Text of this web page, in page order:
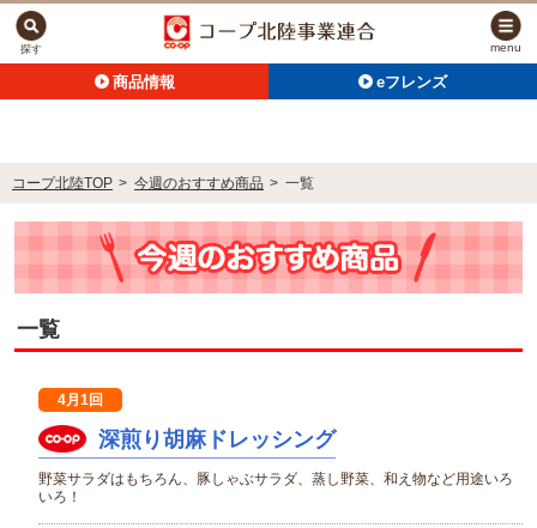
商品情報 eフレンズ
探す menu
コープ北陸TOP > 今週のおすすめ商品 > 一覧
一覧
4月1回
深煎り胡麻ドレッシング
野菜サラダはもちろん、豚しゃぶサラダ、蒸し野菜、和え物など用途いろ
いろ！